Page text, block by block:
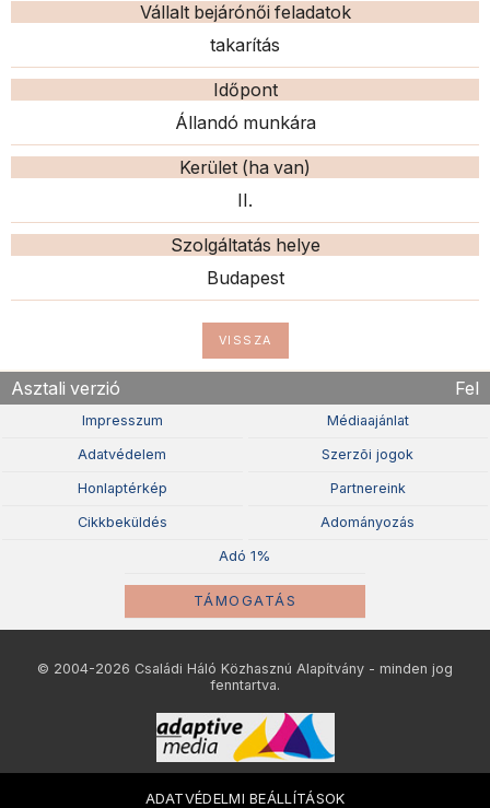
Vállalt bejárónői feladatok
takarítás
Időpont
Állandó munkára
Kerület (ha van)
II.
Szolgáltatás helye
Budapest
VISSZA
Asztali verzió Fel
Impresszum Médiaajánlat
Adatvédelem Szerzõi jogok
Honlaptérkép Partnereink
Cikkbeküldés Adományozás
Adó 1%
TÁMOGATÁS
© 2004-2026 Családi Háló Közhasznú Alapítvány - minden jog
fenntartva.
ADATVÉDELMI BEÁLLÍTÁSOK